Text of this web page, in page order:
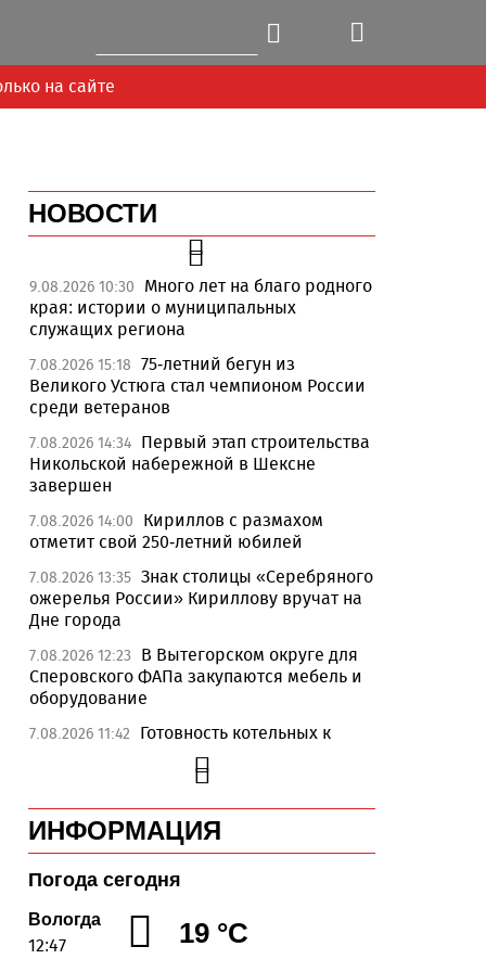
на сайте
НОВОСТИ
9.08.2026 10:30
Много лет на благо родного
края: истории о муниципальных
служащих региона
7.08.2026 15:18 75-летний бегун из
Великого Устюга стал чемпионом России
среди ветеранов
7.08.2026 14:34 Первый этап строительства
Никольской набережной в Шексне
завершен
7.08.2026 14:00
Кириллов с размахом
отметит свой 250-летний юбилей
7.08.2026 13:35 Знак столицы «Серебряного
ожерелья России» Кириллову вручат на
Дне города
7.08.2026 12:23
В Вытегорском округе для
Сперовского ФАПа закупаются мебель и
оборудование
7.08.2026 11:42
Готовность котельных к
отопительному сезону на Вологодчине
7.08.2026 11:25 Новые аппараты МРТ
установят в двух медучреждениях
Вологодской области
7.08.2026 10:41 В Устюжне отметят 774-
летие города фестивалем кузнечного
мастерства
ИНФОРМАЦИЯ
Погода сегодня
Вологда
12:47 19 °C